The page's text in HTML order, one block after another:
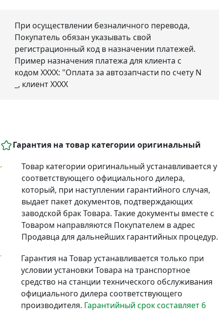
При осуществлении безналичного перевода,
Покупатель обязан указывать свой
регистрационный код в назначении платежей.
Пример назначения платежа для клиента с
кодом ХХХХ: "Оплата за автозапчасти по счету N
_, клиент ХХХХ
Гарантия на товар категории оригинальный
Товар категории оригинальный устанавливается у
соответствующего официального дилера,
который, при наступлении гарантийного случая,
выдает пакет документов, подтверждающих
заводской брак Товара. Такие документы вместе с
Товаром направляются Покупателем в адрес
Продавца для дальнейших гарантийных процедур.
Гарантия на Товар устанавливается только при
условии установки Товара на транспортное
средство на станции технического обслуживания
официального дилера соответствующего
производителя. Гарантийный срок составляет 6